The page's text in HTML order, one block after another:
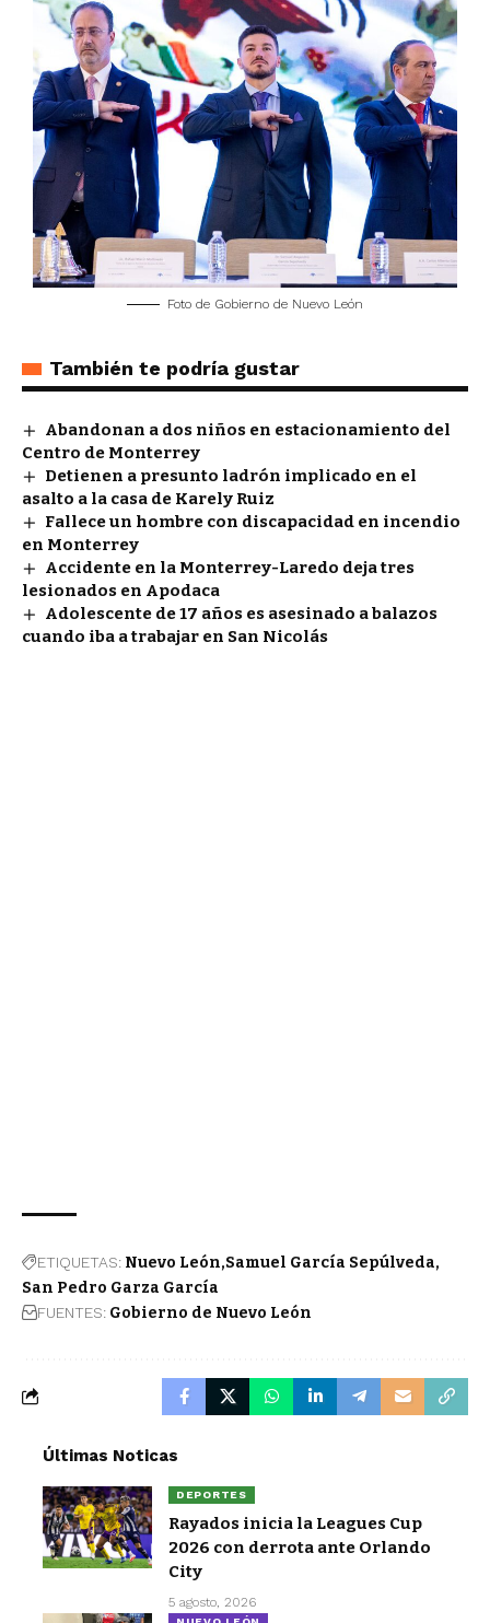
Foto de Gobierno de Nuevo León
También te podría gustar
Abandonan a dos niños en estacionamiento del
Centro de Monterrey
Detienen a presunto ladrón implicado en el
asalto a la casa de Karely Ruiz
Fallece un hombre con discapacidad en incendio
en Monterrey
Accidente en la Monterrey-Laredo deja tres
lesionados en Apodaca
Adolescente de 17 años es asesinado a balazos
cuando iba a trabajar en San Nicolás
ETIQUETAS: Nuevo León Samuel García Sepúlveda
San Pedro Garza García
FUENTES: Gobierno de Nuevo León
Últimas Noticas
DEPORTES
Rayados inicia la Leagues Cup
2026 con derrota ante Orlando
City
5 agosto, 2026